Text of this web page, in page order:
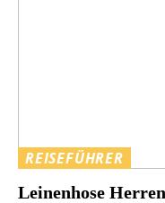
REISEFÜHRER
Leinenhose